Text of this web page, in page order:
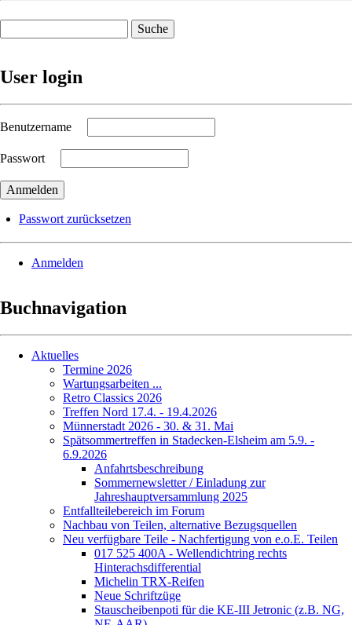
User login
Benutzername
Passwort
Passwort zurücksetzen
Anmelden
Buchnavigation
Aktuelles
Termine 2026
Wartungsarbeiten ...
Retro Classics 2026
Treffen Nord 17.4. - 19.4.2026
Münnerstadt 2026 - 30. & 31. Mai
Spätsommertreffen in Stadecken-Elsheim am 5.9. -
6.9.2026
Anfahrtsbeschreibung
Sommernewsletter / Einladung zur
Jahreshauptversammlung 2025
Entfallteilebereich im Forum
Nachbau von Teilen, alternative Bezugsquellen
Neu verfügbare Teile - Nachfertigung von e.o.E. Teilen
017 525 400A - Wellendichtring rechts
Hinterachsdifferential
Michelin TRX-Reifen
Neue Schriftzüge
Stauscheibenpoti für die KE-III Jetronic (z.B. NG,